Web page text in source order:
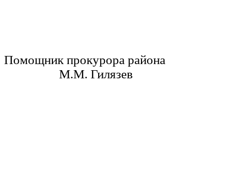
Помощник прокурора
М.М. Гилязев